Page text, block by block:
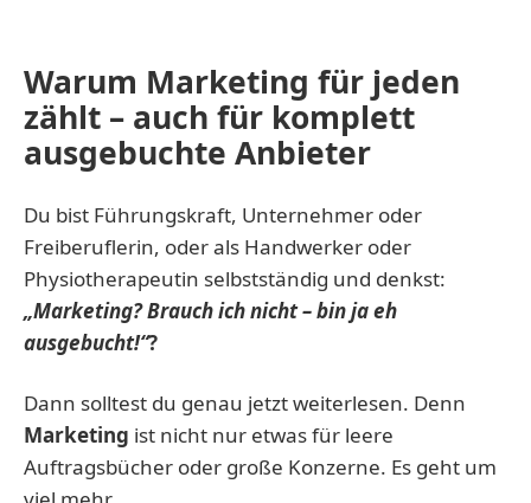
Warum Marketing für jeden
zählt – auch für komplett
ausgebuchte Anbieter
Du bist Führungskraft, Unternehmer oder
Freiberuflerin, oder als Handwerker oder
Physiotherapeutin selbstständig und denkst:
„Marketing? Brauch ich nicht – bin ja eh
ausgebucht!“?
Dann solltest du genau jetzt weiterlesen. Denn
Marketing ist nicht nur etwas für leere
Auftragsbücher oder große Konzerne. Es geht um